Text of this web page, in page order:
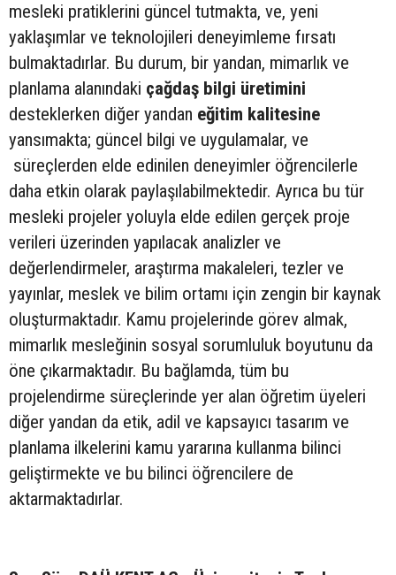
mesleki pratiklerini güncel tutmakta, ve, yeni
yaklaşımlar ve teknolojileri deneyimleme fırsatı
bulmaktadırlar. Bu durum, bir yandan, mimarlık ve
planlama alanındaki çağdaş bilgi üretimini
desteklerken diğer yandan eğitim kalitesine
yansımakta; güncel bilgi ve uygulamalar, ve
süreçlerden elde edinilen deneyimler öğrencilerle
daha etkin olarak paylaşılabilmektedir. Ayrıca bu tür
mesleki projeler yoluyla elde edilen gerçek proje
verileri üzerinden yapılacak analizler ve
değerlendirmeler, araştırma makaleleri, tezler ve
yayınlar, meslek ve bilim ortamı için zengin bir kaynak
oluşturmaktadır. Kamu projelerinde görev almak,
mimarlık mesleğinin sosyal sorumluluk boyutunu da
öne çıkarmaktadır. Bu bağlamda, tüm bu
projelendirme süreçlerinde yer alan öğretim üyeleri
diğer yandan da etik, adil ve kapsayıcı tasarım ve
planlama ilkelerini kamu yararına kullanma bilinci
geliştirmekte ve bu bilinci öğrencilere de
aktarmaktadırlar.